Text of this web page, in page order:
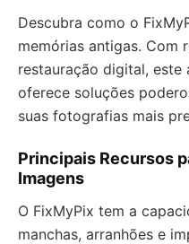
Descubra como o
memórias antigas. Com
restauração digital,
oferece soluções
suas fotografias mais
Principais Recursos
Imagens
O FixMyPix tem a
manchas, arranhões e